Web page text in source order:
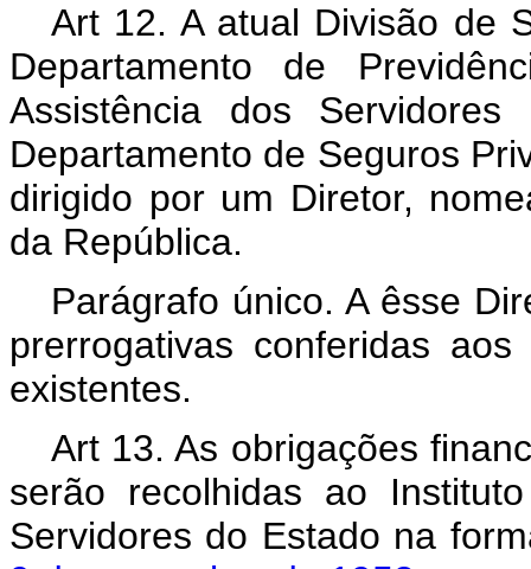
Art 12. A atual Divisão de
Departamento de
Assistência dos
Departamento de Seguros
dirigido por um Diretor,
da República.
Parágrafo único. A êsse
prerrogativas conferidas
existentes.
Art 13. As obrigações
serão recolhidas ao
Servidores do Estado na